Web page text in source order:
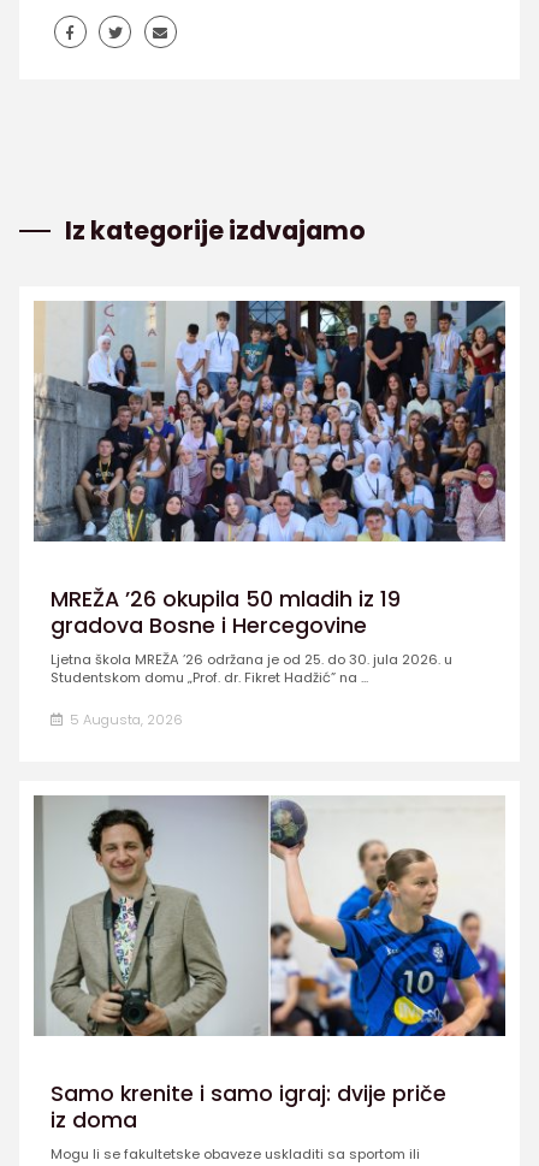
Iz kategorije izdvajamo
MREŽA ’26 okupila 50 mladih iz 19
gradova Bosne i Hercegovine
Ljetna škola MREŽA ’26 održana je od 25. do 30. jula 2026. u
Studentskom domu „Prof. dr. Fikret Hadžić” na ...
5 Augusta, 2026
Samo krenite i samo igraj: dvije priče
iz doma
Mogu li se fakultetske obaveze uskladiti sa sportom ili